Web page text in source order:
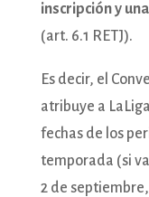
inscripción y
(art. 6.1 RETJ).
Es decir, el
atribuye a
fechas de los
temporada (si
2 de